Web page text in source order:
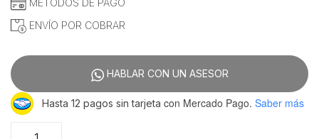
MÉTODOS DE PAGO
ENVÍO POR COBRAR
HABLAR CON UN ASESOR
Hasta 12 pagos sin tarjeta con Mercado Pago. Saber más